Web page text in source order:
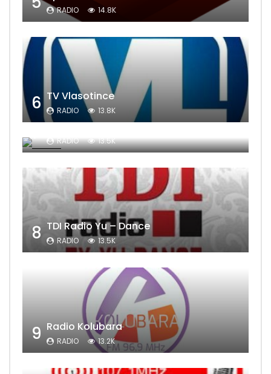
RADIO 14.8K
6 TV Vlasotince
RADIO 13.8K
Sat Televizija
RADIO 13.5K
8 TDI Radio Yu – Dance
RADIO 13.5K
9 Radio Kolubara
RADIO 13.2K